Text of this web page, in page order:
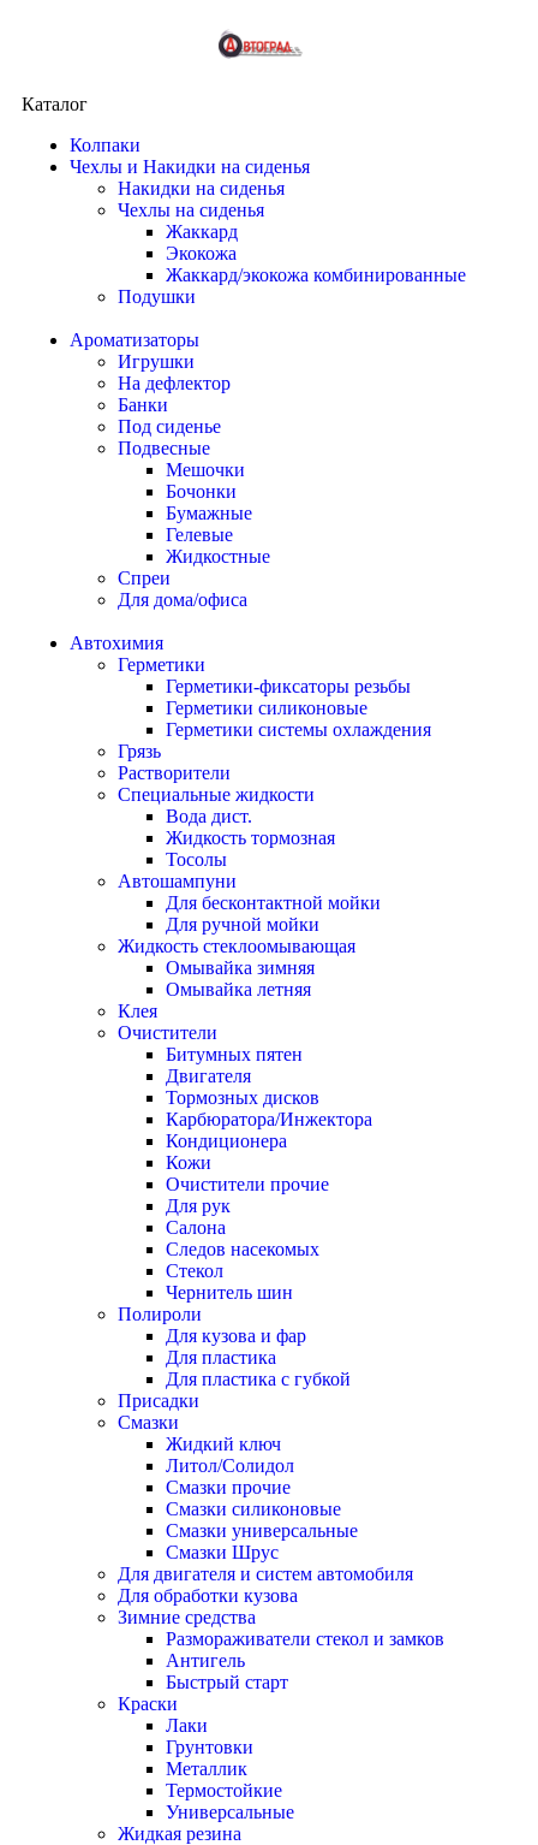
Каталог
Колпаки
Чехлы и Накидки на сиденья
Накидки на сиденья
Чехлы на сиденья
Жаккард
Экокожа
Жаккард/экокожа комбинированные
Подушки
Ароматизаторы
Игрушки
На дефлектор
Банки
Под сиденье
Подвесные
Мешочки
Бочонки
Бумажные
Гелевые
Жидкостные
Спреи
Для дома/офиса
Автохимия
Герметики
Герметики-фиксаторы резьбы
Герметики силиконовые
Герметики системы охлаждения
Грязь
Растворители
Специальные жидкости
Вода дист.
Жидкость тормозная
Тосолы
Автошампуни
Для бесконтактной мойки
Для ручной мойки
Жидкость стеклоомывающая
Омывайка зимняя
Омывайка летняя
Клея
Очистители
Битумных пятен
Двигателя
Тормозных дисков
Карбюратора/Инжектора
Кондиционера
Кожи
Очистители прочие
Для рук
Салона
Следов насекомых
Стекол
Чернитель шин
Полироли
Для кузова и фар
Для пластика
Для пластика с губкой
Присадки
Смазки
Жидкий ключ
Литол/Солидол
Смазки прочие
Смазки силиконовые
Смазки универсальные
Смазки Шрус
Для двигателя и систем автомобиля
Для обработки кузова
Зимние средства
Размораживатели стекол и замков
Антигель
Быстрый старт
Краски
Лаки
Грунтовки
Металлик
Термостойкие
Универсальные
Жидкая резина